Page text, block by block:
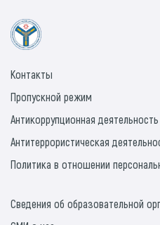
Контакты
Пропускной режим
Антикоррупционная деятельность
Антитеррористическая
Политика в отношении
Сведения об образовательной